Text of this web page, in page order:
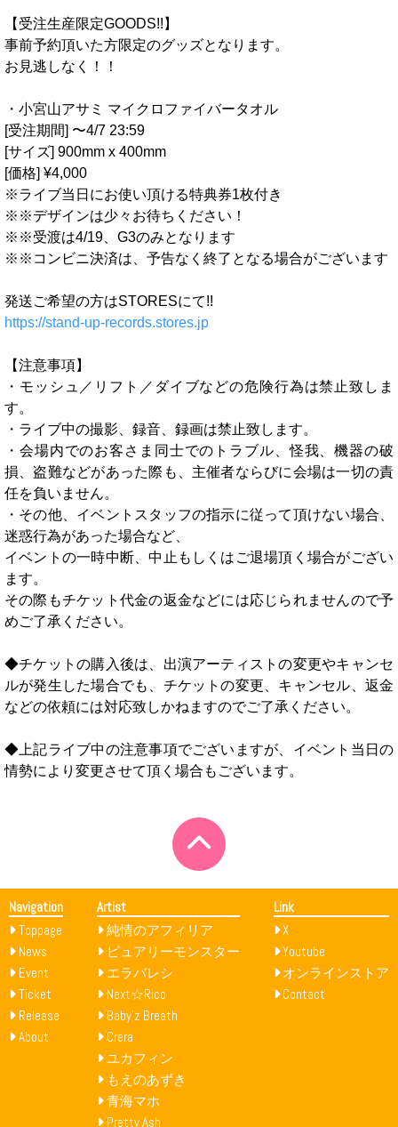
【受注生産限定GOODS!!】
事前予約頂いた方限定のグッズとなります。
お見逃しなく！！
・ 小宮山アサミ マイクロファイバータオル
[受注期間] 〜4/7 23:59
[サイズ] 900mm x 400mm
[価格] ¥4,000
※ライブ当日にお使い頂ける特典券1枚付き
※※デザインは少々お待ちください！
※※受渡は4/19、G3のみとなります
※※コンビニ決済は、予告なく終了となる場合がございます
発送ご希望の方はSTORESにて!!
https://stand-up-records.stores.jp
【注意事項】
・モッシュ／リフト／ダイブなどの危険行為は禁止致しま
す。
・ライブ中の撮影、録音、録画は禁止致します。
・会場内でのお客さま同士でのトラブル、怪我、機器の破
損、盗難などがあった際も、主催者ならびに会場は一切の責
任を負いません。
・その他、イベントスタッフの指示に従って頂けない場合、
迷惑行為があった場合など、
イベントの一時中断、中止もしくはご退場頂く場合がござい
ます。
その際もチケット代金の返金などには応じられませんので予
めご了承ください。
◆チケットの購入後は、出演アーティストの変更やキャンセ
ルが発生した場合でも、チケットの変更、キャンセル、返金
などの依頼には対応致しかねますのでご了承ください。
◆上記ライブ中の注意事項でございますが、イベント当日の
情勢により変更させて頂く場合もございます。
Navigation
Toppage
News
Event
Ticket
Release
About
Artist
純情のアフィリア
ピュアリーモンスター
エラバレシ
Next☆Rico
Baby’z Breath
Crera
ユカフィン
もえのあずき
青海マホ
Pretty Ash
Link
X
Youtube
オンラインストア
Contact